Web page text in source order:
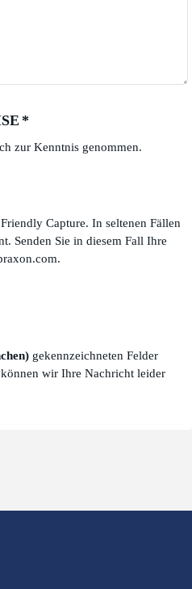
*
zur Kenntnis genommen.
Capture. In seltenen Fällen
Senden Sie in diesem Fall Ihre
gekennzeichneten Felder
wir Ihre Nachricht leider